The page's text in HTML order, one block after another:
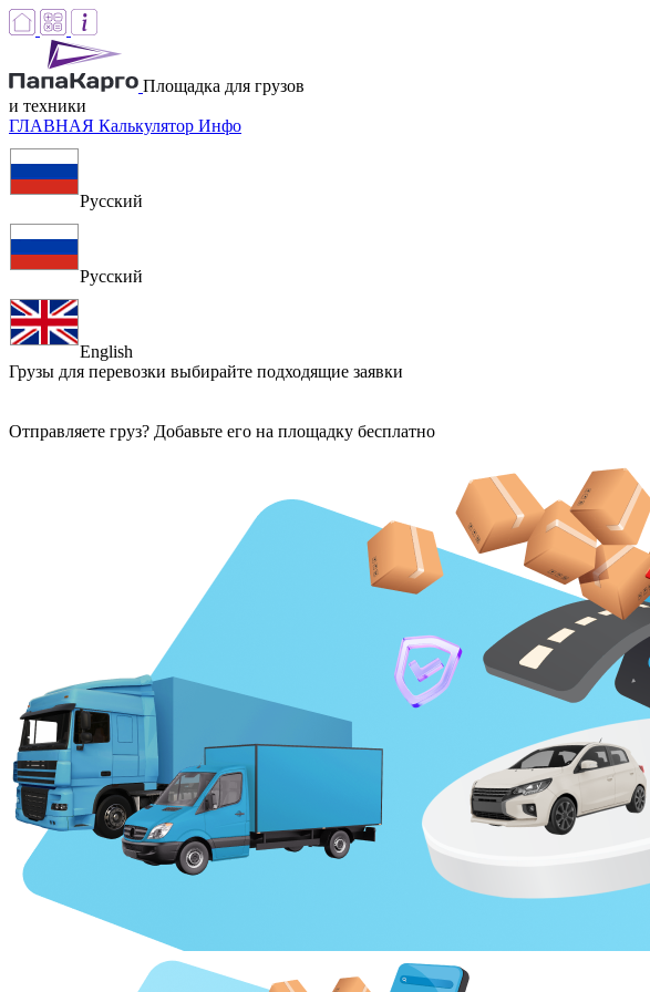
Площадка для грузов
и техники
ГЛАВНАЯ Калькулятор Инфо
Русский
Русский
English
Грузы для перевозки выбирайте подходящие заявки
Отправляете груз? Добавьте его на площадку бесплатно